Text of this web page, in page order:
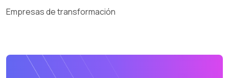
Empresas de transformación